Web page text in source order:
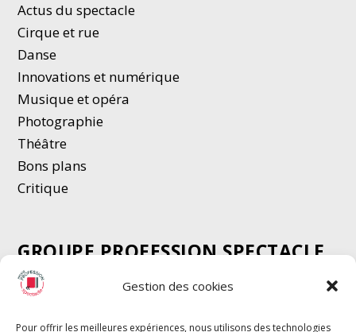
Gestion des cookies
Pour offrir les meilleures expériences, nous utilisons des technologies
Actus du spectacle
Cirque et rue
Danse
Innovations et numérique
Musique et opéra
Photographie
Théâtre
Bons plans
Critique
GROUPE PROFESSION SPECTACLE
Chèque Intermittents
Chèque Compta